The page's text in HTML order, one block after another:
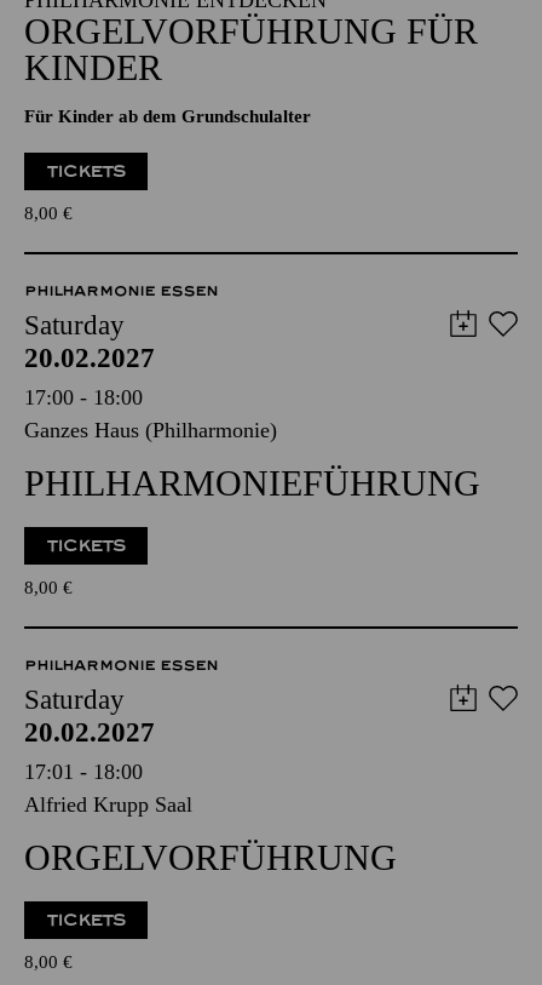
ORGELVORFÜHRUNG FÜR
KINDER
Für Kinder ab dem Grundschulalter
TICKETS
8,00 €
PHILHARMONIE ESSEN
Saturday
20.02.2027
17:00 - 18:00
Ganzes Haus (Philharmonie)
PHILHARMONIEFÜHRUNG
TICKETS
8,00 €
PHILHARMONIE ESSEN
Saturday
20.02.2027
17:01 - 18:00
Alfried Krupp Saal
ORGELVORFÜHRUNG
TICKETS
8,00 €